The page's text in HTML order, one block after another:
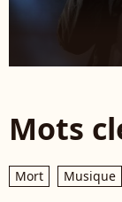
Mots
Mort Musique